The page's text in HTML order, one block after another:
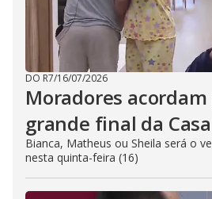
DO R7/16/07/2026
Moradores
grande final da
Bianca, Matheus ou Sheila será o
nesta quinta-feira (16)